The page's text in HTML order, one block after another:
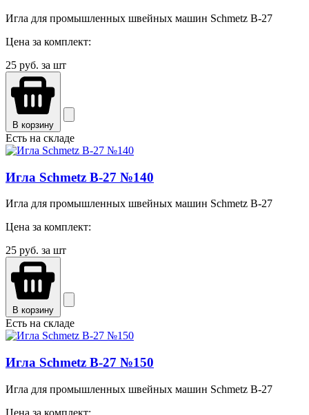
Игла для промышленных швейных машин Schmetz B-27
Цена за комплект:
25 руб. за шт
В корзину
Есть на складе
Игла Schmetz B-27 №140
Игла для промышленных швейных машин Schmetz B-27
Цена за комплект:
25 руб. за шт
В корзину
Есть на складе
Игла Schmetz B-27 №150
Игла для промышленных швейных машин Schmetz B-27
Цена за комплект: